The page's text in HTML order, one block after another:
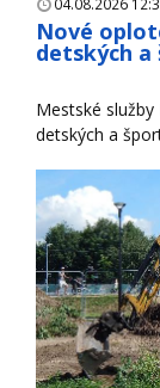
Nové
detských
Mestské
detských a